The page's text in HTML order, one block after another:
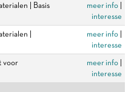
| Basis meer info
interesse
|
meer info
interesse
voor
meer info
interesse